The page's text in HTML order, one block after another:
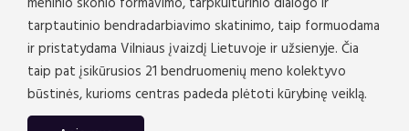
tarptautinio bendradarbiavimo skatinimo, taip formuodama
ir pristatydama Vilniaus įvaizdį Lietuvoje ir užsienyje. Čia
taip pat įsikūrusios 21 bendruomenių meno kolektyvo
būstinės, kurioms centras padeda plėtoti kūrybinę veiklą.